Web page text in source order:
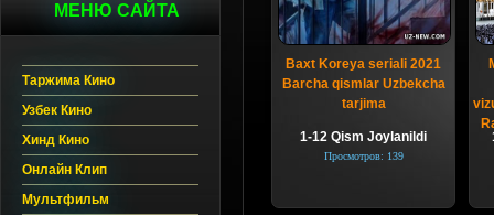
Hind kino
Uzbek tilida
МЕНЮ САЙТА
Таржима Кино
Узбек Кино
Хинд Кино
Онлайн Клип
Мультфильм
Baxt Koreya seriali 2021
Barcha qismlar Uzbekcha
tarjima
1-12 Qism Joylanildi
Просмотров: 139